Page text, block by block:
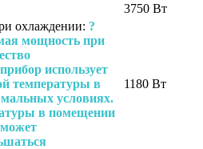
3750 Вт
охлаждении: ?
мощность при
использует
температуры в
условиях.
в помещении
1180 Вт